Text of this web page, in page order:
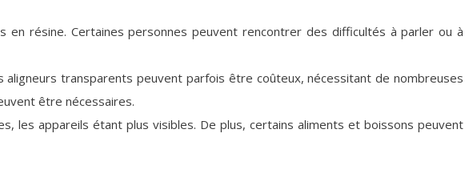
résine. Certaines personnes peuvent rencontrer des difficultés à parler ou à
transparents peuvent parfois être coûteux, nécessitant de nombreuses
être nécessaires.
les appareils étant plus visibles. De plus, certains aliments et boissons peuvent